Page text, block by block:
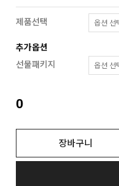
제품선택
추가옵션
선물패키지
0
장바구니